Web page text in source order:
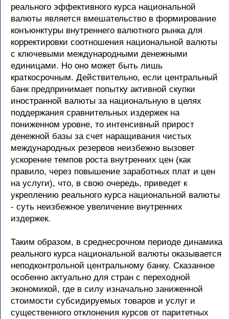
реального эффективного курса национальной
валюты является вмешательство в формирование
конъюнктуры внутреннего валютного рынка для
корректировки соотношения национальной валюты
с ключевыми международными денежными
единицами. Но оно может быть лишь
краткосрочным. Действительно, если центральный
банк предпринимает попытку активной скупки
иностранной валюты за национальную в целях
поддержания сравнительных издержек на
пониженном уровне, то интенсивный прирост
денежной базы за счет наращивания чистых
международных резервов неизбежно вызовет
ускорение темпов роста внутренних цен (как
правило, через повышение заработных плат и цен
на услуги), что, в свою очередь, приведет к
укреплению реального курса национальной валюты
- суть неизбежное увеличение внутренних
издержек.
Таким образом, в среднесрочном периоде динамика
реального курса национальной валюты оказывается
неподконтрольной центральному банку. Сказанное
особенно актуально для стран с переходной
экономикой, где в силу изначально заниженной
стоимости субсидируемых товаров и услуг и
существенного отклонения курсов от паритетных